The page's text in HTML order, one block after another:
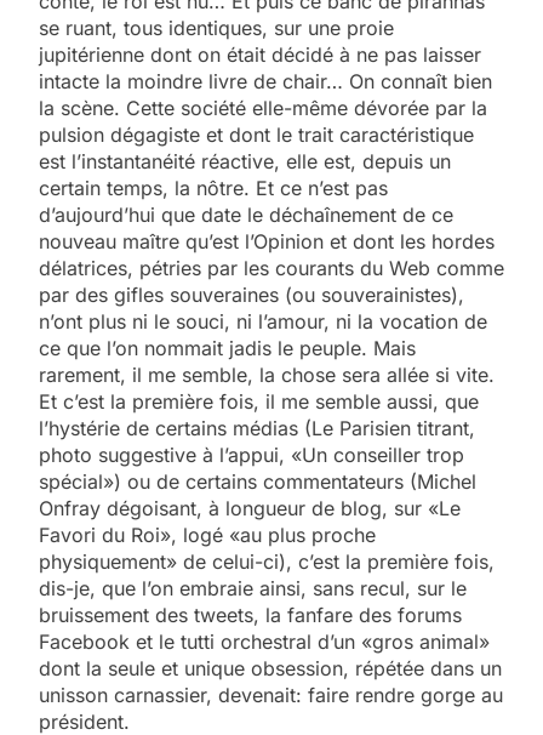
se ruant, tous identiques, sur une proie
jupitérienne dont on était décidé à ne pas laisser
intacte la moindre livre de chair… On connaît bien
la scène. Cette société elle-même dévorée par la
pulsion dégagiste et dont le trait caractéristique
est l’instantanéité réactive, elle est, depuis un
certain temps, la nôtre. Et ce n’est pas
d’aujourd’hui que date le déchaînement de ce
nouveau maître qu’est l’Opinion et dont les hordes
délatrices, pétries par les courants du Web comme
par des gifles souveraines (ou souverainistes),
n’ont plus ni le souci, ni l’amour, ni la vocation de
ce que l’on nommait jadis le peuple. Mais
rarement, il me semble, la chose sera allée si vite.
Et c’est la première fois, il me semble aussi, que
l’hystérie de certains médias (Le Parisien titrant,
photo suggestive à l’appui, «Un conseiller trop
spécial») ou de certains commentateurs (Michel
Onfray dégoisant, à longueur de blog, sur «Le
Favori du Roi», logé «au plus proche
physiquement» de celui-ci), c’est la première fois,
dis-je, que l’on embraie ainsi, sans recul, sur le
bruissement des tweets, la fanfare des forums
Facebook et le tutti orchestral d’un «gros animal»
dont la seule et unique obsession, répétée dans un
unisson carnassier, devenait: faire rendre gorge au
président.